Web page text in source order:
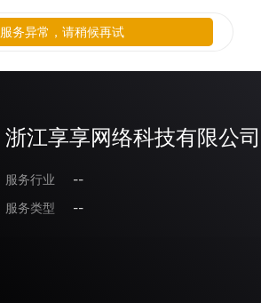
浙江享享网络科技有限公司
服务行业
--
服务类型
--
服务异常，请稍候再试